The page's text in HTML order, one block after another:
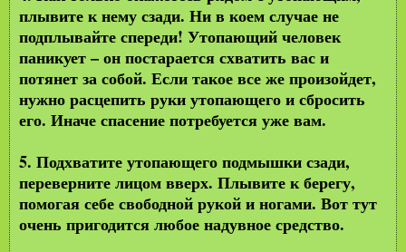
плывите к нему сзади. Ни в коем случае не
подплывайте спереди! Утопающий человек
паникует – он постарается схватить вас и
потянет за собой. Если такое все же произойдет,
нужно расцепить руки утопающего и сбросить
его. Иначе спасение потребуется уже вам.
5. Подхватите утопающего подмышки сзади,
переверните лицом вверх. Плывите к берегу,
помогая себе свободной рукой и ногами. Вот тут
очень пригодится любое надувное средство.